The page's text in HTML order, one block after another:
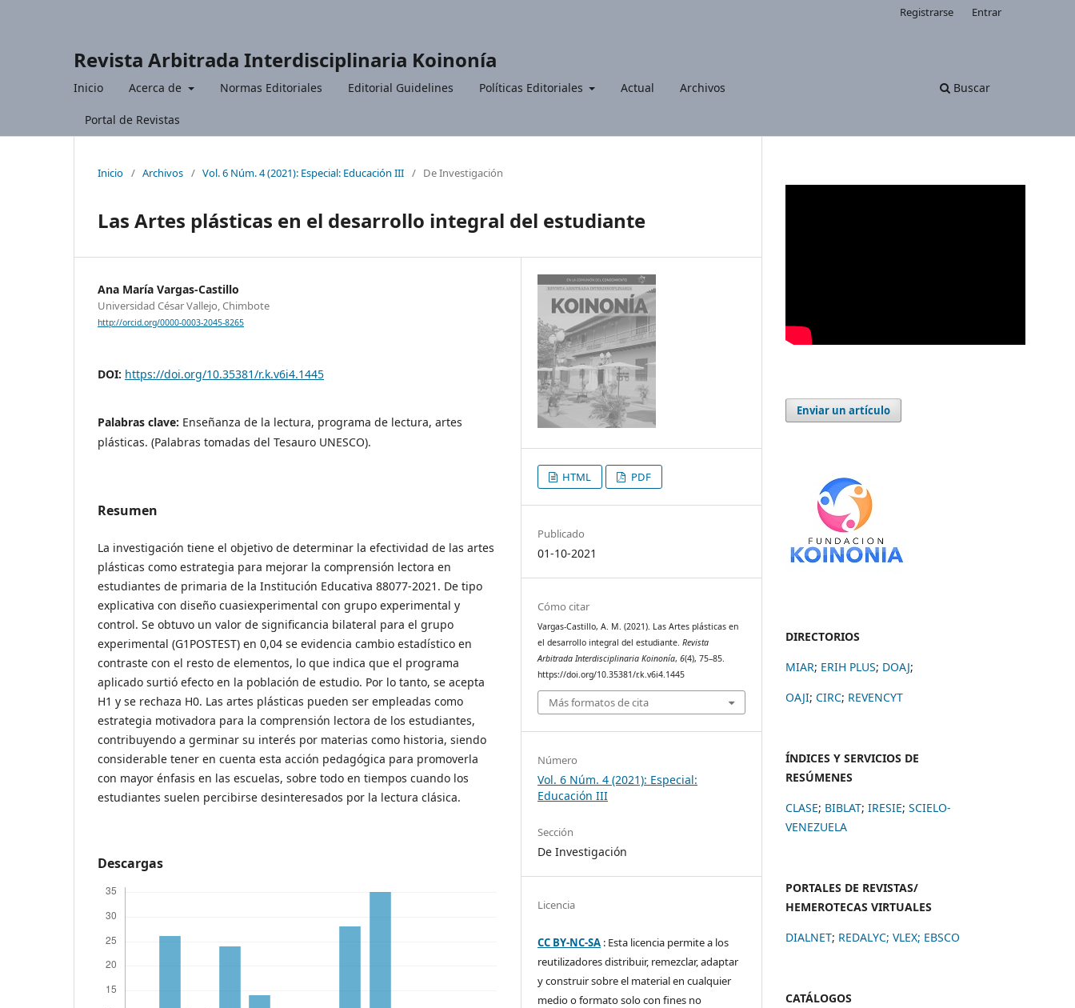
Revista Arbitrada Interdisciplinaria Koinonía
Inicio Acerca de Normas Editoriales Editorial Guidelines Políticas Editoriales Actual Archivos
Portal de Revistas
Buscar
Registrarse Entrar
Inicio / Archivos / Vol. 6 Núm. 4 (2021): Especial: Educación III / De Investigación
Las Artes plásticas en el desarrollo integral del estudiante
Ana María Vargas-Castillo
Universidad César Vallejo, Chimbote
http://orcid.org/0000-0003-2045-8265
DOI: https://doi.org/10.35381/r.k.v6i4.1445
Palabras clave: Enseñanza de la lectura, programa de lectura, artes
plásticas. (Palabras tomadas del Tesauro UNESCO).
Resumen
La investigación tiene el objetivo de determinar la efectividad de las artes
plásticas como estrategia para mejorar la comprensión lectora en
estudiantes de primaria de la Institución Educativa 88077-2021. De tipo
explicativa con diseño cuasiexperimental con grupo experimental y
control. Se obtuvo un valor de significancia bilateral para el grupo
experimental (G1POSTEST) en 0,04 se evidencia cambio estadístico en
contraste con el resto de elementos, lo que indica que el programa
aplicado surtió efecto en la población de estudio. Por lo tanto, se acepta
H1 y se rechaza H0. Las artes plásticas pueden ser empleadas como
estrategia motivadora para la comprensión lectora de los estudiantes,
contribuyendo a germinar su interés por materias como historia, siendo
considerable tener en cuenta esta acción pedagógica para promoverla
con mayor énfasis en las escuelas, sobre todo en tiempos cuando los
estudiantes suelen percibirse desinteresados por la lectura clásica.
Descargas
HTML PDF
Publicado
01-10-2021
Cómo citar
Vargas-Castillo, A. M. (2021). Las Artes plásticas en
el desarrollo integral del estudiante.Revista
Arbitrada Interdisciplinaria Koinonía,6(4), 75–85.
https://doi.org/10.35381/r.k.v6i4.1445
Más formatos de cita
Número
Vol. 6 Núm. 4 (2021): Especial:
Educación III
Sección
De Investigación
Licencia
CC BY-NC-SA : Esta licencia permite a los
reutilizadores distribuir, remezclar, adaptar
y construir sobre el material en cualquier
medio o formato solo con fines no
Enviar un artículo
DIRECTORIOS
MIAR; ERIH PLUS; DOAJ;
OAJI; CIRC; REVENCYT
ÍNDICES Y SERVICIOS DE
RESÚMENES
CLASE; BIBLAT; IRESIE; SCIELO-
VENEZUELA
PORTALES DE REVISTAS/
HEMEROTECAS VIRTUALES
DIALNET; REDALYC; VLEX; EBSCO
CATÁLOGOS